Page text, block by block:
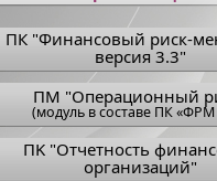
ПК "Финансовый риск-
версия 3.3"
ПM "Операционный
(модуль в составе ПК «ФРМ
ПK "Отчетность
организаций"